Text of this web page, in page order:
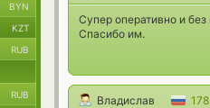
Супер оперативно и
Спасибо им.
Владислав
BYN
KZT
RUB
RUB